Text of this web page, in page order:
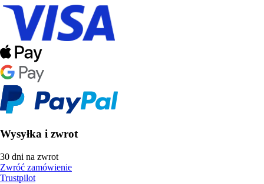
Wysyłka i zwrot
30 dni na zwrot
Zwróć zamówienie
Trustpilot